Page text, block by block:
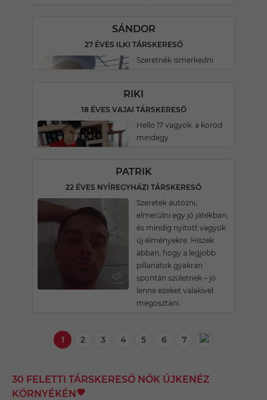
SÁNDOR
27 ÉVES ILKI TÁRSKERESŐ
Szeretnék ismerkedni
RIKI
18 ÉVES VAJAI TÁRSKERESŐ
Hello 17 vagyok, a korod
mindegy
PATRIK
22 ÉVES NYÍREGYHÁZI TÁRSKERESŐ
Szeretek autózni,
elmerülni egy jó játékban,
és mindig nyitott vagyok
új élményekre. Hiszek
abban, hogy a legjobb
pillanatok gyakran
spontán születnek – jó
lenne ezeket valakivel
megosztani.
1 2 3 4 5 6 7
30 FELETTI TÁRSKERESŐ NŐK ÚJKENÉZ
KÖRNYÉKÉN